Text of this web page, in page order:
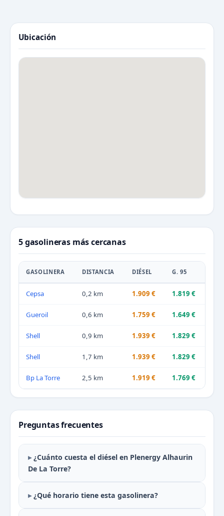
Ubicación
5 gasolineras más cercanas
GASOLINERA DISTANCIA DIÉSEL G. 95
Cepsa 0,2 km 1.909 € 1.819 €
Gueroil 0,6 km 1.759 € 1.649 €
Shell 0,9 km 1.939 € 1.829 €
Shell 1,7 km 1.939 € 1.829 €
Bp La Torre 2,5 km 1.919 € 1.769 €
Preguntas frecuentes
¿Cuánto cuesta el diésel en Plenergy Alhaurin
De La Torre?
¿Qué horario tiene esta gasolinera?